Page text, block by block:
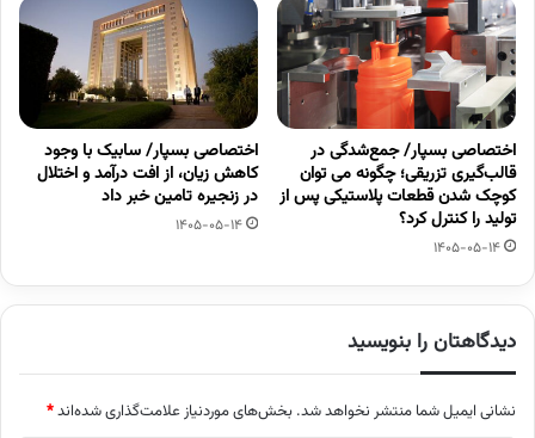
اختصاصی بسپار/ جمع‌شدگی در
قالب‌گیری تزریقی؛ چگونه می توان
کوچک شدن قطعات پلاستیکی پس از
تولید را کنترل کرد؟
1405-05-14
اختصاصی بسپار/ سابیک با وجود
کاهش زیان، از افت درآمد و اختلال
در زنجیره تامین خبر داد
1405-05-14
دیدگاهتان را بنویسید
نشانی ایمیل شما منتشر نخواهد شد. بخش‌های موردنیاز علامت‌گذاری شده‌اند*